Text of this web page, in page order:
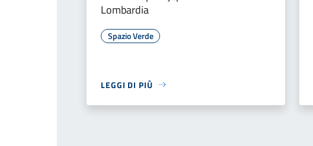
Lombardia
Spazio Verde
LEGGI DI PIÙ